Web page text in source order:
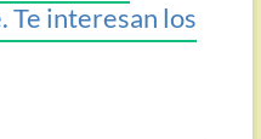
Te interesan los